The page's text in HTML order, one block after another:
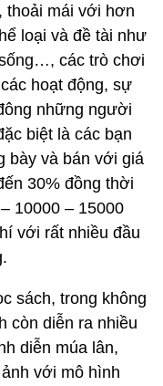
thoải mái với hơn
loại và đề tài như
các trò chơi
hoạt động, sự
những người
biệt là các bạn
bày và bán với giá
30% đồng thời
10000 – 15000
với rất nhiều đầu
sách, trong không
còn diễn ra nhiều
diễn múa lân,
với mô hình